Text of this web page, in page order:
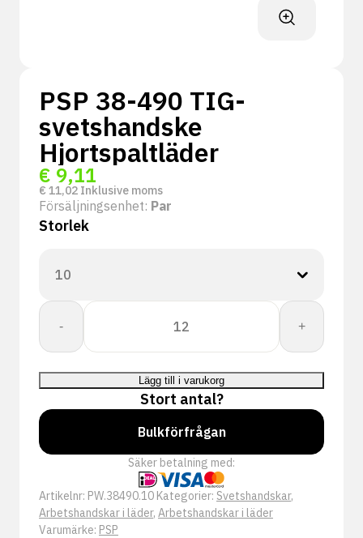
PSP 38-490 TIG-
svetshandske
Hjortspaltläder
€ 9,11
€ 11,02 Inklusive moms
Försäljningsenhet: Par
Storlek
-
PSP
490
Lashandschoen
Hertensplitleer
mängd
+
Lägg till i varukorg
Stort antal?
Bulkförfrågan
Säker betalning med:
Artikelnr: PW.38490.10 Kategorier: Svetshandskar,
Arbetshandskar i läder, Arbetshandskar i läder
Varumärke: PSP